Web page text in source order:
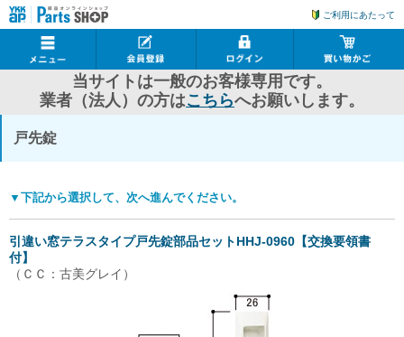
ご利用にあたって
当サイトは一般のお客様専用です。
業者（法人）の方はこちらへお願いします。
戸先錠
▼下記から選択して、次へ進んでください。
引違い窓テラスタイプ戸先錠部品セットHHJ-0960【交換要領書
付】
（ＣＣ：古美グレイ）